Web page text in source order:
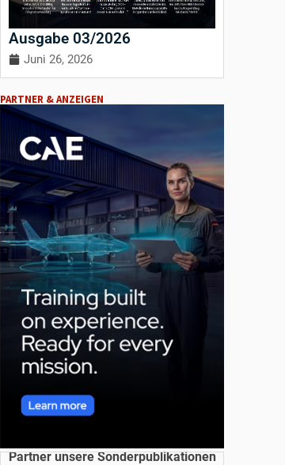
Ausgabe 03/2026
Juni 26, 2026
PARTNER & ANZEIGEN
Partner unsere Sonderpublikationen